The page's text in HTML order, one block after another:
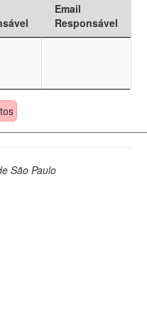
Email
Responsável
São Paulo